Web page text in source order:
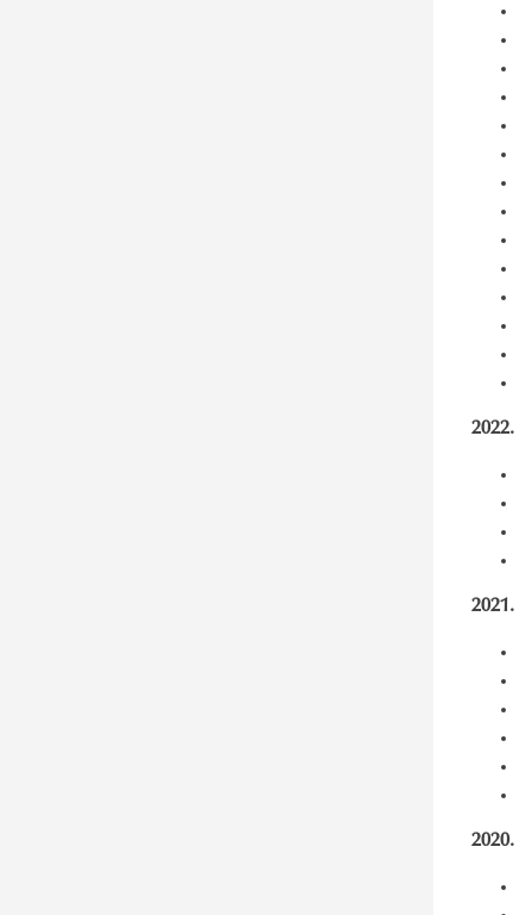
​​​​​​2022.
​​​2021.
2020.